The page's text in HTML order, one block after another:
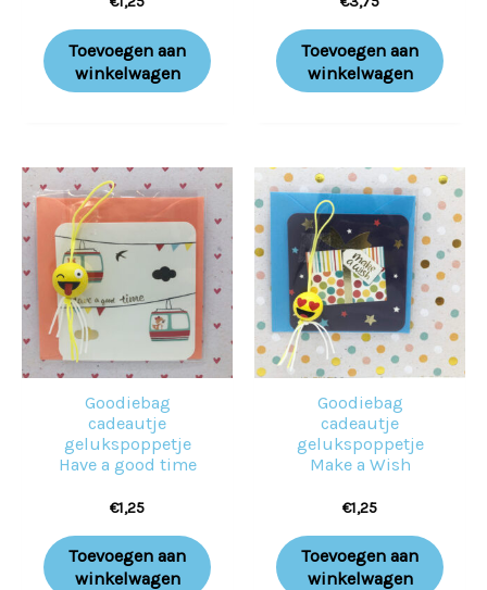
Toevoegen aan
winkelwagen
Toevoegen aan
winkelwagen
Goodiebag
cadeautje
gelukspoppetje
Have a good time
€1,25
Toevoegen aan
winkelwagen
Goodiebag
cadeautje
gelukspoppetje
Make a Wish
€1,25
Toevoegen aan
winkelwagen